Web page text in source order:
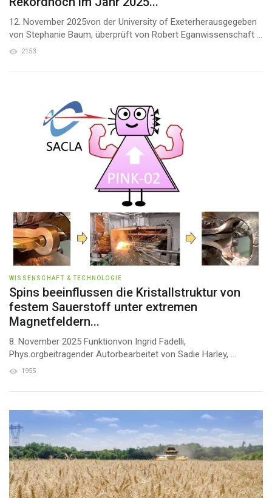
12. November 2025von der University of Exeterherausgegeben
von Stephanie Baum, überprüft von Robert Eganwissenschaft ...
2153
WISSENSCHAFT & TECHNOLOGIE
Spins beeinflussen die Kristallstruktur von
festem Sauerstoff unter extremen
Magnetfeldern...
8. November 2025 Funktionvon Ingrid Fadelli,
Phys.orgbeitragender Autorbearbeitet von Sadie Harley, ...
1955